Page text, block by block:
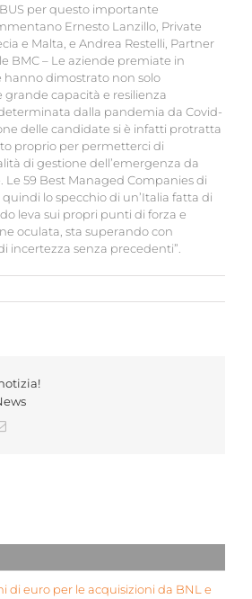
per questo importante
Ernesto Lanzillo, Private
e Malta, e Andrea Restelli, Partner
BMC – Le aziende premiate in
hanno dimostrato non solo
grande capacità e resilienza
dalla pandemia da Covid-
delle candidate si è infatti protratta
proprio per permetterci di
di gestione dell’emergenza da
59 Best Managed Companies di
lo specchio di un’Italia fatta di
leva sui propri punti di forza e
oculata, sta superando con
incertezza senza precedenti”.
Email
di euro per le acquisizioni da BNL e